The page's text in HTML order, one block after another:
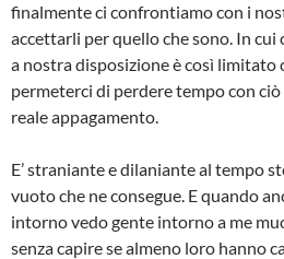
finalmente ci confrontiamo con i
accettarli per quello che sono. In cui
a nostra disposizione è così limitato
permeterci di perdere tempo con ciò
reale appagamento.
E’ straniante e dilaniante al tempo
vuoto che ne consegue. E quando
intorno vedo gente intorno a me
senza capire se almeno loro hanno